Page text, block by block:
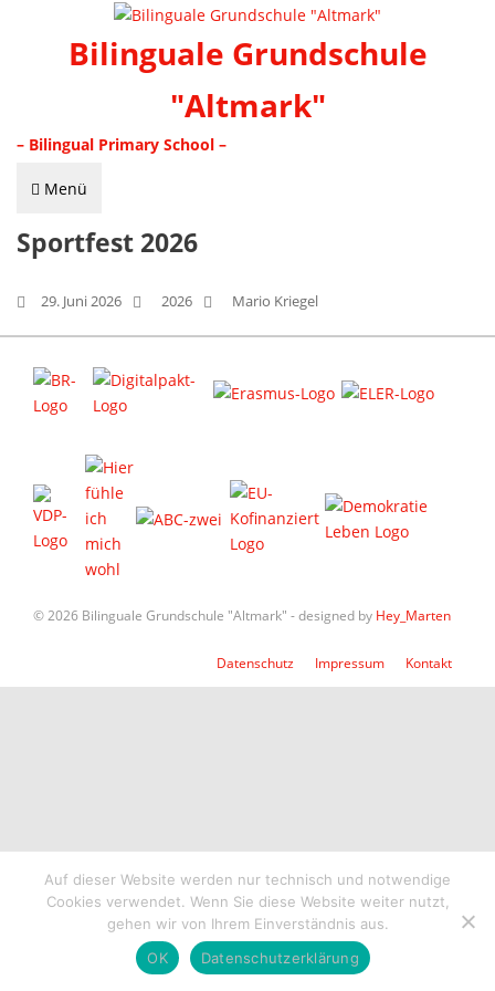
Bilinguale Grundschule
"Altmark"
– Bilingual Primary School –
Menü
Sportfest 2026
29. Juni 2026 2026 Mario Kriegel
© 2026 Bilinguale Grundschule "Altmark" - designed by Hey_Marten
Datenschutz Impressum Kontakt
Auf dieser Website werden nur technisch und notwendige
Cookies verwendet. Wenn Sie diese Website weiter nutzt,
gehen wir von Ihrem Einverständnis aus.
OK
Datenschutzerklärung